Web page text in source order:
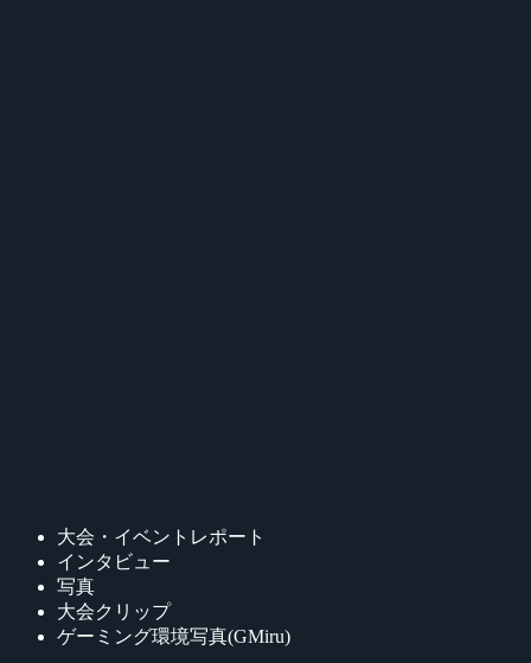
大会・イベントレポート
インタビュー
写真
大会クリップ
ゲーミング環境写真(GMiru)